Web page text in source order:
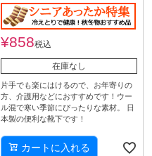
¥858税込
在庫なし
片手でも楽にはけるので、お年寄りの
方、介護用などにおすすめです！ウー
ル混で寒い季節にぴったりな素材。 日
本製の便利な靴下です！
カートに入れる